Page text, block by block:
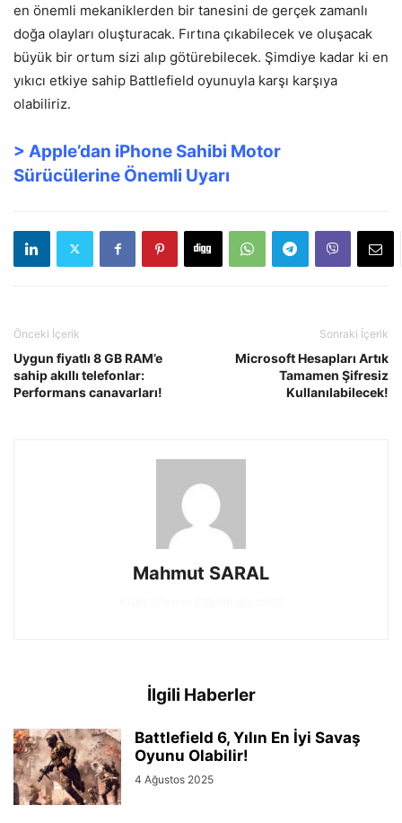
en önemli mekaniklerden bir tanesini de gerçek zamanlı
doğa olayları oluşturacak. Fırtına çıkabilecek ve oluşacak
büyük bir ortum sizi alıp götürebilecek. Şimdiye kadar ki en
yıkıcı etkiye sahip Battlefield oyunuyla karşı karşıya
olabiliriz.
> Apple’dan iPhone Sahibi Motor
Sürücülerine Önemli Uyarı
Önceki İçerik
Uygun fiyatlı 8 GB RAM’e
sahip akıllı telefonlar:
Performans canavarları!
Sonraki İçerik
Microsoft Hesapları Artık
Tamamen Şifresiz
Kullanılabilecek!
Mahmut SARAL
İlgili Haberler
Battlefield 6, Yılın En İyi Savaş
Oyunu Olabilir!
4 Ağustos 2025